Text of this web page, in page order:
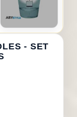
- SET